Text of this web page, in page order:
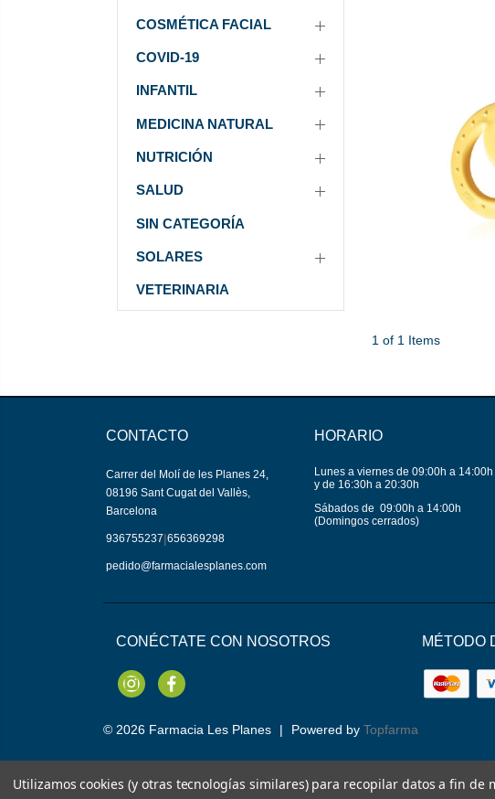
COSMÉTICA FACIAL
COVID-19
INFANTIL
MEDICINA NATURAL
NUTRICIÓN
SALUD
SIN CATEGORÍA
SOLARES
VETERINARIA
1 of 1 Items
CONTACTO
Carrer del Molí de les Planes 24,
08196 Sant Cugat del Vallès,
Barcelona
936755237|656369298
pedido@farmacialesplanes.com
HORARIO
Lunes a viernes de 09:00h a 14:00h
y de 16:30h a 20:30h
Sábados de 09:00h a 14:00h
(Domingos cerrados)
CONÉCTATE CON NOSOTROS
InstagramFacebook
MÉTODO
© 2026 Farmacia Les Planes | Powered by Topfarma
Utilizamos cookies (y otras tecnologías similares) para recopilar datos a fin de